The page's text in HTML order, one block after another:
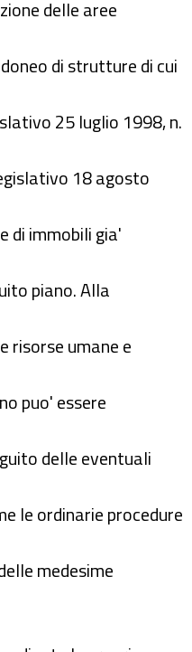
delle aree
di strutture di cui
25 luglio 1998, n.
18 agosto
di immobili gia'
piano. Alla
risorse umane e
puo' essere
delle eventuali
le ordinarie procedure
medesime